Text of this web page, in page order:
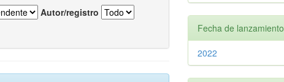
Autor/registro
Fecha de lanzamiento
2022